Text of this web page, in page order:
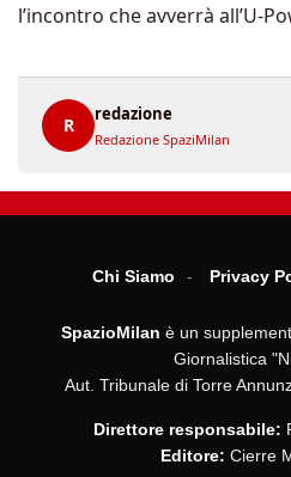
l’incontro che avverrà all’U-
R
redazione
Redazione SpaziMilan
Chi Siamo Privacy
SpazioMilan è un
Giornalistica
Aut. Tribunale di Torre
Direttore responsabile:
Editore: Cierre